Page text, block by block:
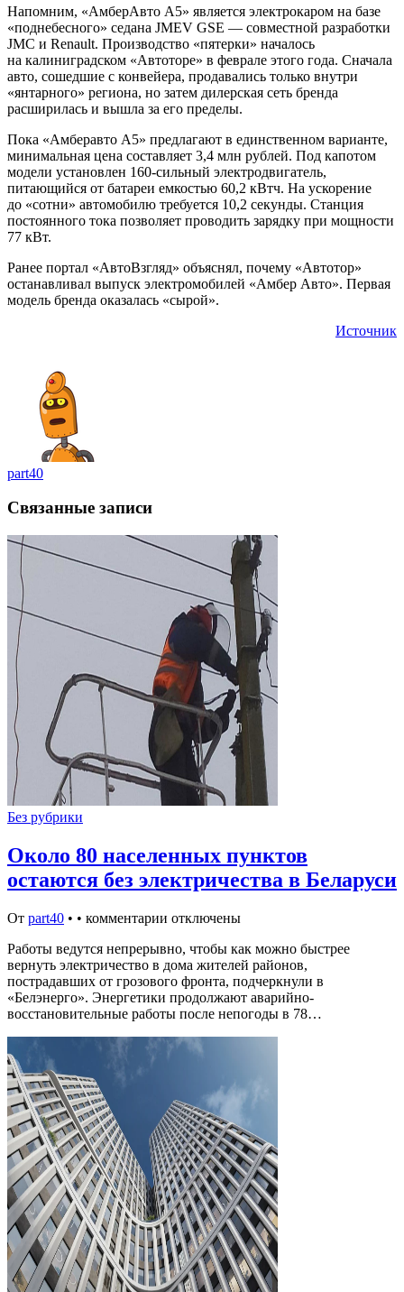
Напомним, «АмберАвто А5» является электрокаром на базе
«поднебесного» седана JMEV GSE — совместной разработки
JMC и Renault. Производство «пятерки» началось
на калиниградском «Автоторе» в феврале этого года. Сначала
авто, сошедшие с конвейера, продавались только внутри
«янтарного» региона, но затем дилерская сеть бренда
расширилась и вышла за его пределы.
Пока «Амберавто А5» предлагают в единственном варианте,
минимальная цена составляет 3,4 млн рублей. Под капотом
модели установлен 160-сильный электродвигатель,
питающийся от батареи емкостью 60,2 кВтч. На ускорение
до «сотни» автомобилю требуется 10,2 секунды. Станция
постоянного тока позволяет проводить зарядку при мощности
77 кВт.
Ранее портал «АвтоВзгляд» объяснял, почему «Автотор»
останавливал выпуск электромобилей «Амбер Авто». Первая
модель бренда оказалась «сырой».
Источник
part40
Связанные записи
Без рубрики
Около 80 населенных пунктов
остаются без электричества в Беларуси
От part40 • • комментарии отключены
Работы ведутся непрерывно, чтобы как можно быстрее
вернуть электричество в дома жителей районов,
пострадавших от грозового фронта, подчеркнули в
«Белэнерго». Энергетики продолжают аварийно-
восстановительные работы после непогоды в 78…